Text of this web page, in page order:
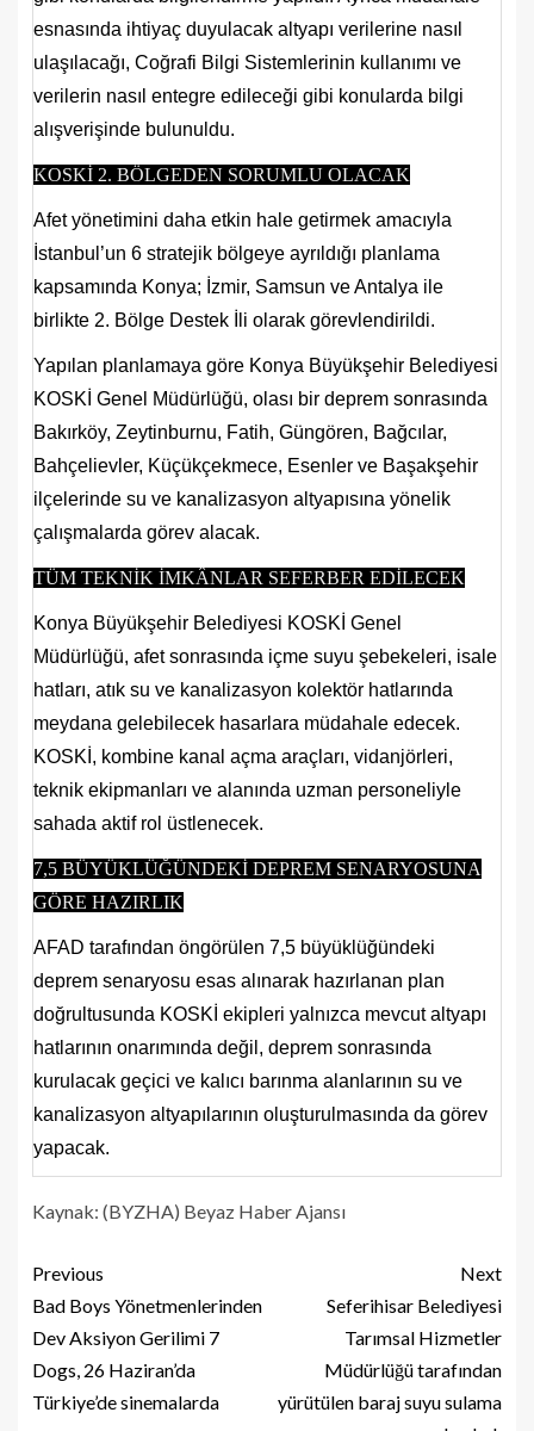
esnasında ihtiyaç duyulacak altyapı verilerine nasıl
ulaşılacağı, Coğrafi Bilgi Sistemlerinin kullanımı ve
verilerin nasıl entegre edileceği gibi konularda bilgi
alışverişinde bulunuldu.
KOSKİ 2. BÖLGEDEN SORUMLU OLACAK
Afet yönetimini daha etkin hale getirmek amacıyla
İstanbul’un 6 stratejik bölgeye ayrıldığı planlama
kapsamında Konya; İzmir, Samsun ve Antalya ile
birlikte 2. Bölge Destek İli olarak görevlendirildi.
Yapılan planlamaya göre Konya Büyükşehir Belediyesi
KOSKİ Genel Müdürlüğü, olası bir deprem sonrasında
Bakırköy, Zeytinburnu, Fatih, Güngören, Bağcılar,
Bahçelievler, Küçükçekmece, Esenler ve Başakşehir
ilçelerinde su ve kanalizasyon altyapısına yönelik
çalışmalarda görev alacak.
TÜM TEKNİK İMKÂNLAR SEFERBER EDİLECEK
Konya Büyükşehir Belediyesi KOSKİ Genel
Müdürlüğü, afet sonrasında içme suyu şebekeleri, isale
hatları, atık su ve kanalizasyon kolektör hatlarında
meydana gelebilecek hasarlara müdahale edecek.
KOSKİ, kombine kanal açma araçları, vidanjörleri,
teknik ekipmanları ve alanında uzman personeliyle
sahada aktif rol üstlenecek.
7,5 BÜYÜKLÜĞÜNDEKİ DEPREM SENARYOSUNA
GÖRE HAZIRLIK
AFAD tarafından öngörülen 7,5 büyüklüğündeki
deprem senaryosu esas alınarak hazırlanan plan
doğrultusunda KOSKİ ekipleri yalnızca mevcut altyapı
hatlarının onarımında değil, deprem sonrasında
kurulacak geçici ve kalıcı barınma alanlarının su ve
kanalizasyon altyapılarının oluşturulmasında da görev
yapacak.
Kaynak: (BYZHA) Beyaz Haber Ajansı
Previous
Bad Boys Yönetmenlerinden
Dev Aksiyon Gerilimi 7
Dogs, 26 Haziran’da
Türkiye’de sinemalarda
Next
Seferihisar Belediyesi
Tarımsal Hizmetler
Müdürlüğü tarafından
yürütülen baraj suyu sulama